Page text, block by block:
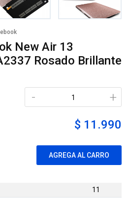
New Air 13
Rosado Brillante
+
-
$ 11.990
AGREGA AL CARRO
11